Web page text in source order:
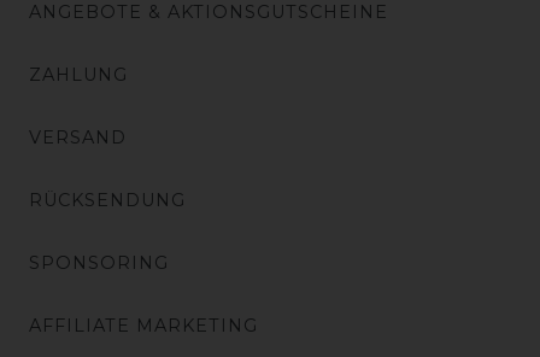
ANGEBOTE & AKTIONSGUTSCHEINE
ZAHLUNG
VERSAND
RÜCKSENDUNG
SPONSORING
AFFILIATE MARKETING